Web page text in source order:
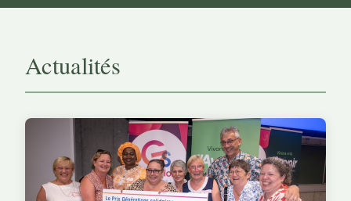
Actualités